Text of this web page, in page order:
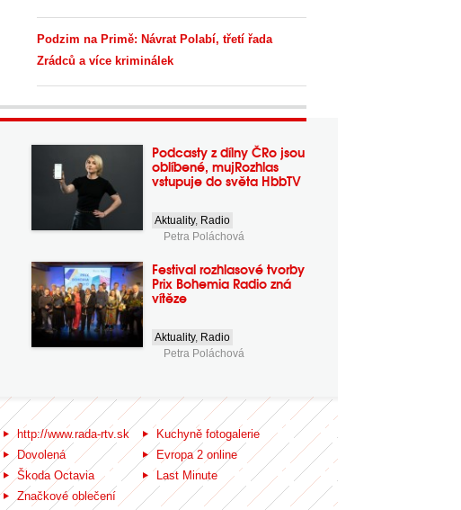
Podzim na Primě: Návrat Polabí, třetí řada
Zrádců a více kriminálek
Podcasty z dílny ČRo jsou
oblíbené, mujRozhlas
vstupuje do světa HbbTV
Aktuality, Radio
Petra Poláchová
Festival rozhlasové tvorby
Prix Bohemia Radio zná
vítěze
Aktuality, Radio
Petra Poláchová
http://www.rada-rtv.sk
Kuchyně fotogalerie
Dovolená
Evropa 2 online
Škoda Octavia
Last Minute
Značkové oblečení